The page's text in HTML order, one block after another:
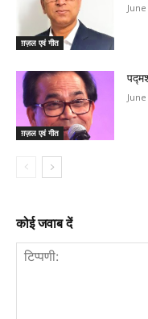
ग़ज़ल एवं गीत
ग़ज़ल एवं गीत
कोई जवाब दें